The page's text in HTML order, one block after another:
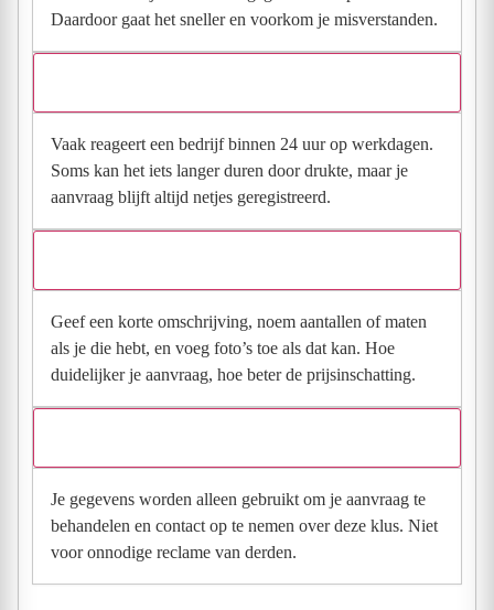
Daardoor gaat het sneller en voorkom je misverstanden.
Vaak reageert een bedrijf binnen 24 uur op werkdagen.
Soms kan het iets langer duren door drukte, maar je
aanvraag blijft altijd netjes geregistreerd.
Geef een korte omschrijving, noem aantallen of maten
als je die hebt, en voeg foto’s toe als dat kan. Hoe
duidelijker je aanvraag, hoe beter de prijsinschatting.
Je gegevens worden alleen gebruikt om je aanvraag te
behandelen en contact op te nemen over deze klus. Niet
voor onnodige reclame van derden.